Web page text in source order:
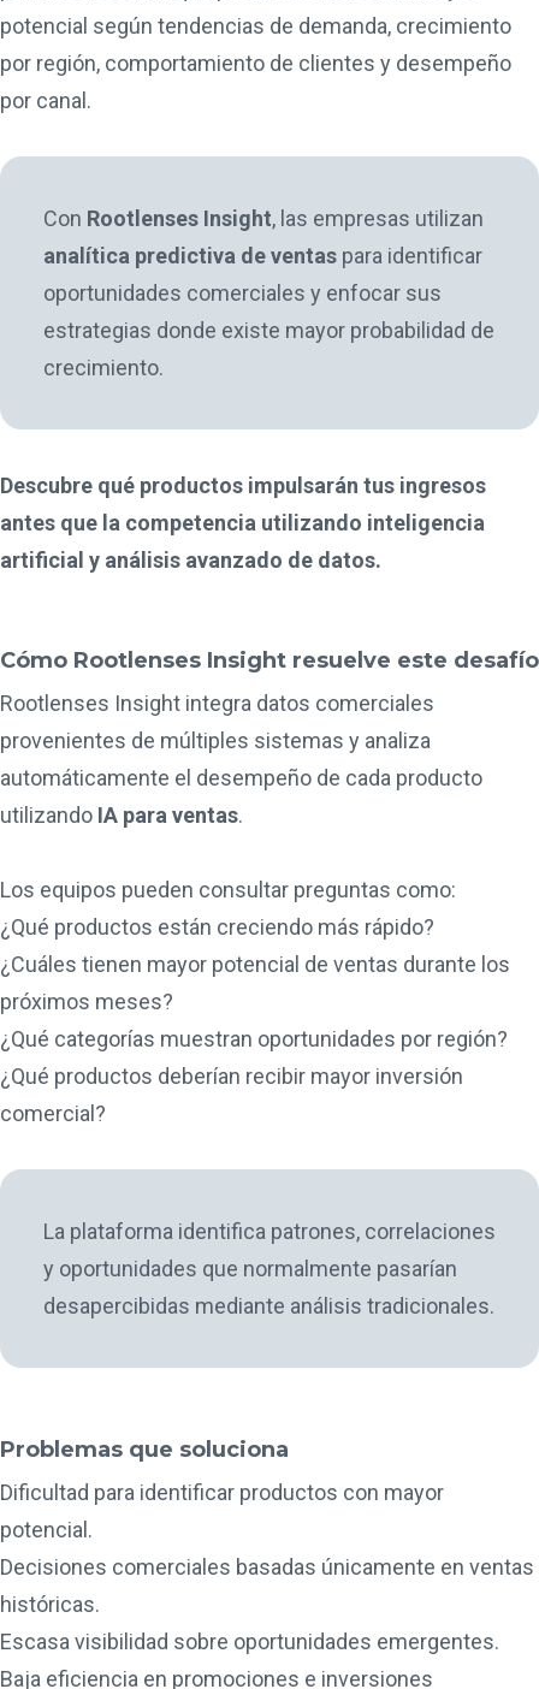
potencial según tendencias de demanda, crecimiento
por región, comportamiento de clientes y desempeño
por canal.
Con Rootlenses Insight, las empresas utilizan
analítica predictiva de ventas para identificar
oportunidades comerciales y enfocar sus
estrategias donde existe mayor probabilidad de
crecimiento.
Descubre qué productos impulsarán tus ingresos
antes que la competencia utilizando inteligencia
artificial y análisis avanzado de datos.
Cómo Rootlenses Insight resuelve este desafío
Rootlenses Insight integra datos comerciales
provenientes de múltiples sistemas y analiza
automáticamente el desempeño de cada producto
utilizando IA para ventas.
Los equipos pueden consultar preguntas como:
¿Qué productos están creciendo más rápido?
¿Cuáles tienen mayor potencial de ventas durante los
próximos meses?
¿Qué categorías muestran oportunidades por región?
¿Qué productos deberían recibir mayor inversión
comercial?
La plataforma identifica patrones, correlaciones
y oportunidades que normalmente pasarían
desapercibidas mediante análisis tradicionales.
Problemas que soluciona
Dificultad para identificar productos con mayor
potencial.
Decisiones comerciales basadas únicamente en ventas
históricas.
Escasa visibilidad sobre oportunidades emergentes.
Baja eficiencia en promociones e inversiones